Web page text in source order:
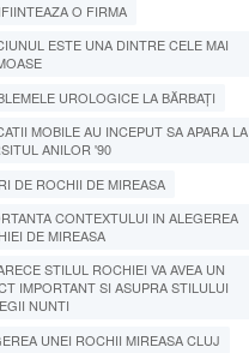
O FIRMA
ESTE UNA DINTRE CELE MAI
UROLOGICE LA BĂRBAȚI
MOBILE AU INCEPUT SA APARA LA
ANILOR '90
DE ROCHII DE MIREASA
CONTEXTULUI IN ALEGEREA
DE MIREASA
STILUL ROCHIEI VA AVEA UN
IMPORTANT SI ASUPRA STILULUI
NUNTI
UNEI ROCHII MIREASA CLUJ